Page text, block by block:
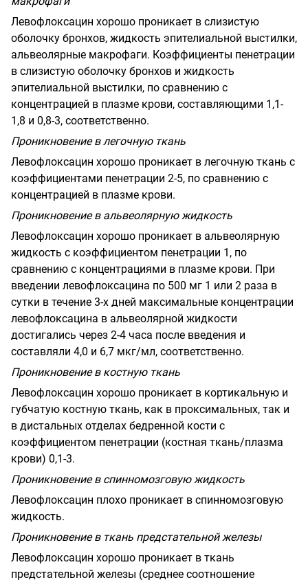
Левофлоксацин хорошо проникает в слизистую
оболочку бронхов, жидкость эпителиальной выстилки,
альвеолярные макрофаги. Коэффициенты пенетрации
в слизистую оболочку бронхов и жидкость
эпителиальной выстилки, по сравнению с
концентрацией в плазме крови, составляющими 1,1-
1,8 и 0,8-3, соответственно.
Проникновение в легочную ткань
Левофлоксацин хорошо проникает в легочную ткань с
коэффициентами пенетрации 2-5, по сравнению с
концентрацией в плазме крови.
Проникновение в альвеолярную жидкость
Левофлоксацин хорошо проникает в альвеолярную
жидкость с коэффициентом пенетрации 1, по
сравнению с концентрациями в плазме крови. При
введении левофлоксацина по 500 мг 1 или 2 раза в
сутки в течение 3-х дней максимальные концентрации
левофлоксацина в альвеолярной жидкости
достигались через 2-4 часа после введения и
составляли 4,0 и 6,7 мкг/мл, соответственно.
Проникновение в костную ткань
Левофлоксацин хорошо проникает в кортикальную и
губчатую костную ткань, как в проксимальных, так и
в дистальных отделах бедренной кости с
коэффициентом пенетрации (костная ткань/плазма
крови) 0,1-3.
Проникновение в спинномозговую жидкость
Левофлоксацин плохо проникает в спинномозговую
жидкость.
Проникновение в ткань предстательной железы
Левофлоксацин хорошо проникает в ткань
предстательной железы (среднее соотношение